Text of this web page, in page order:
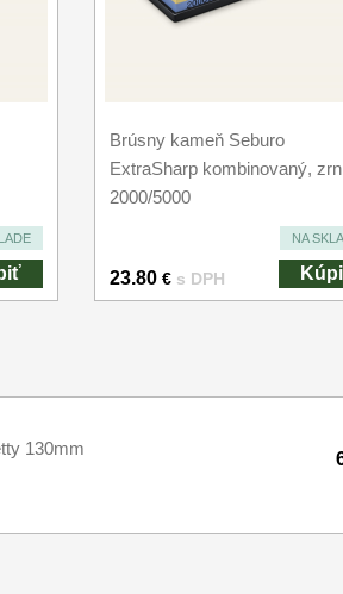
Brúsny kameň Seburo
ExtraSharp kombinovaný,
2000/5000
NA
23.80 € s DPH
130mm